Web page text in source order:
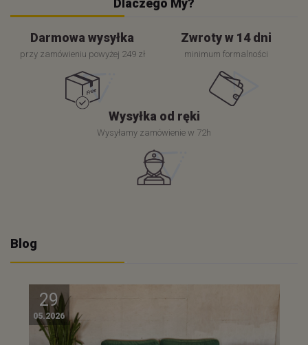
Dlaczego My?
Darmowa wysyłka
przy zamówieniu powyżej 249 zł
Zwroty w 14 dni
minimum formalności
Wysyłka od ręki
Wysyłamy zamówienie w 72h
Blog
29
05.2026